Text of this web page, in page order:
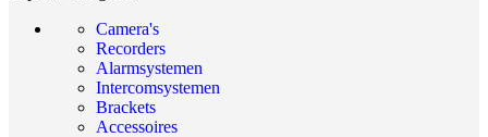
Camera's
Recorders
Alarmsystemen
Intercomsystemen
Brackets
Accessoires